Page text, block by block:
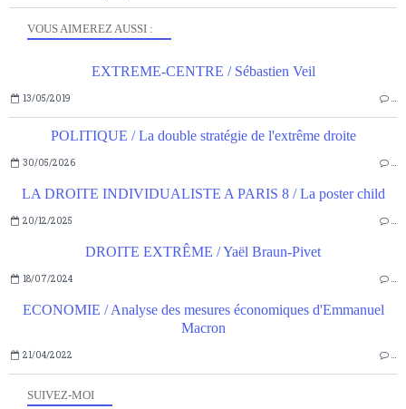
SUIVEZ-MOI
VOUS AIMEREZ AUSSI :
EXTREME-CENTRE / Sébastien Veil
13/05/2019 …
POLITIQUE / La double stratégie de l'extrême droite
30/05/2026 …
LA DROITE INDIVIDUALISTE A PARIS 8 / La poster child
20/12/2025 …
DROITE EXTRÊME / Yaël Braun-Pivet
18/07/2024 …
ECONOMIE / Analyse des mesures économiques d'Emmanuel
Macron
21/04/2022 …